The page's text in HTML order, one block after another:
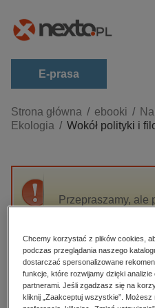
E-prasa
Kategorie
Zobacz wszystkie E-prasa
budownictwo,
darmowe wydania
edukacja
hobby, sport, rozrywka
komputery, internet,
Strona główna ebooki
Ekologia
Wokół polityki i
Przepraszamy, ale
Papuzińskiemu z
lecia pracy
High-contrast mode
Chcemy korzystać z plików cookies,
podczas przeglądania naszego
dostarczać spersonalizowane
funkcje, które rozwijamy dzięki
partnerami. Jeśli zgadzasz się na
kliknij „Zaakceptuj wszystkie”.